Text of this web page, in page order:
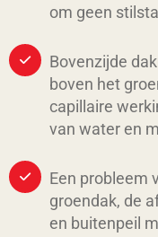
om geen
Bovenzijde
boven het
capillaire
van water en
Een probleem
groendak, de
en buitenpeil